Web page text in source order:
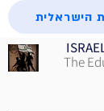
The
הישראלית